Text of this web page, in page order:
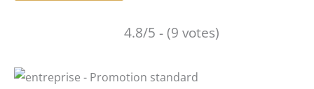
4.8/5 - (9 votes)